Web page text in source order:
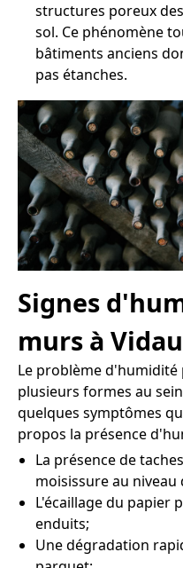
structures poreux
sol. Ce phénomène
bâtiments anciens
pas étanches.
Signes
murs à
Le problème
plusieurs formes au
quelques symptômes
propos la présence
La présence de
moisissure au
L'écaillage du papier
enduits;
Une dégradation